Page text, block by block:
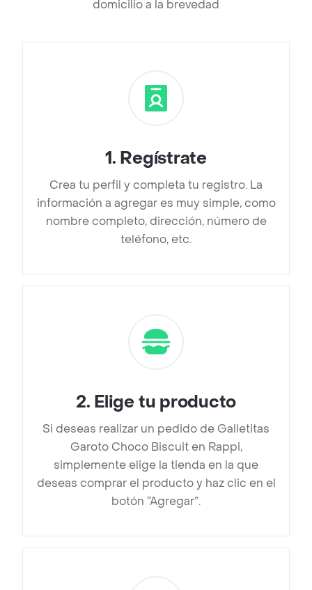
domicilio a la brevedad
1. Regístrate
Crea tu perfil y completa tu registro. La
información a agregar es muy simple, como
nombre completo, dirección, número de
teléfono, etc.
2. Elige tu producto
Si deseas realizar un pedido de Galletitas
Garoto Choco Biscuit en Rappi,
simplemente elige la tienda en la que
deseas comprar el producto y haz clic en el
botón “Agregar”.